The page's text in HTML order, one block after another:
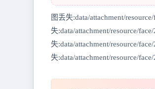
图丢失:data/attachment/
失:data/attachment/resource/
失:data/attachment/resource/
失:data/attachment/resource/